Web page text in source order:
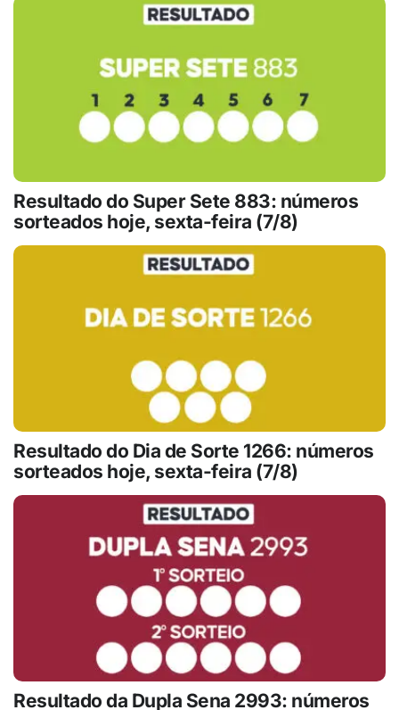
Resultado do Super Sete 883: números
sorteados hoje, sexta-feira (7/8)
Resultado do Dia de Sorte 1266: números
sorteados hoje, sexta-feira (7/8)
Resultado da Dupla Sena 2993: números